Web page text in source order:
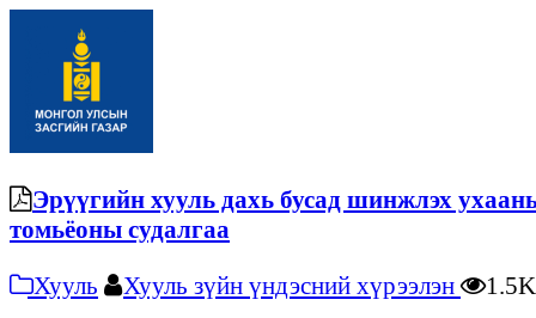
Эрүүгийн хууль дахь бусад шинжлэх
томьёоны судалгаа
Хууль
Хууль зүйн үндэсний хүрээлэн